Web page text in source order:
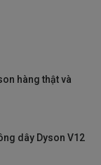
hàng thật và
dây Dyson V12